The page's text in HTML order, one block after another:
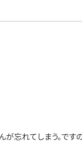
が忘れてしまう。で